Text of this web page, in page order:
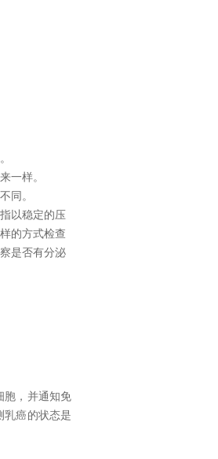
一样。
同。
以稳定的压
的方式检查
是否有分泌
胞，并通知免
乳癌的状态是